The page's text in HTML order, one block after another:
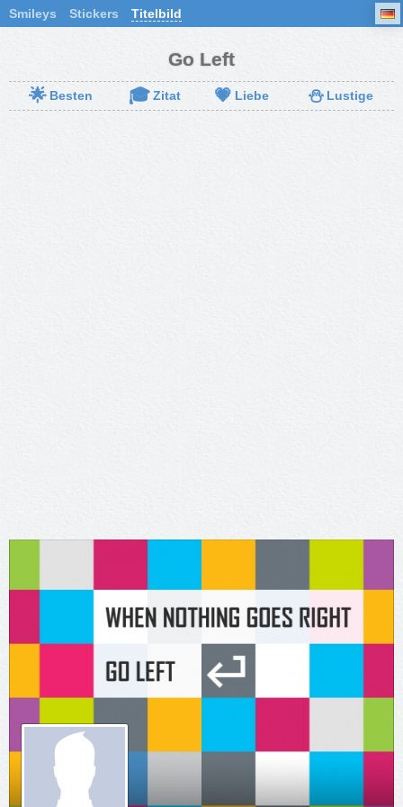
Smileys Stickers Titelbild
Go Left
🌟 Besten 🎓Zitat 💗 Liebe ⛄ Lustige